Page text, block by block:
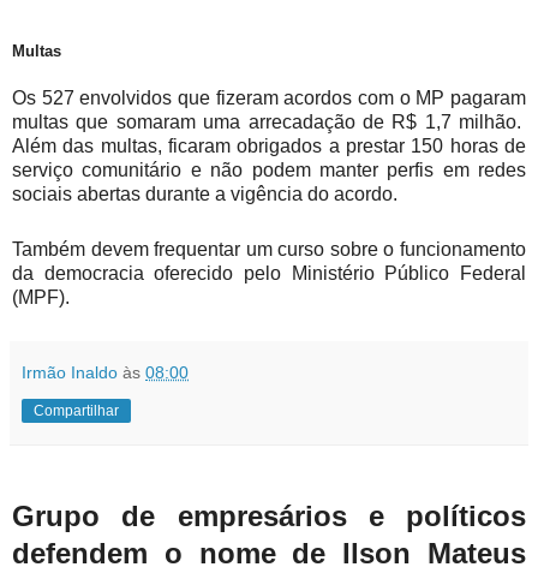
Multas
Os 527 envolvidos que fizeram acordos com o MP pagaram
multas que somaram uma arrecadação de R$ 1,7 milhão.
Além das multas, ficaram obrigados a prestar 150 horas de
serviço comunitário e não podem manter perfis em redes
sociais abertas durante a vigência do acordo.
Também devem frequentar um curso sobre o funcionamento
da democracia oferecido pelo Ministério Público Federal
(MPF).
Irmão Inaldo às 08:00
Compartilhar
Grupo de empresários e políticos
defendem o nome de Ilson Mateus